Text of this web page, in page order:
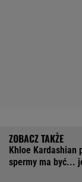
Khloe Kardashian
spermy ma być...